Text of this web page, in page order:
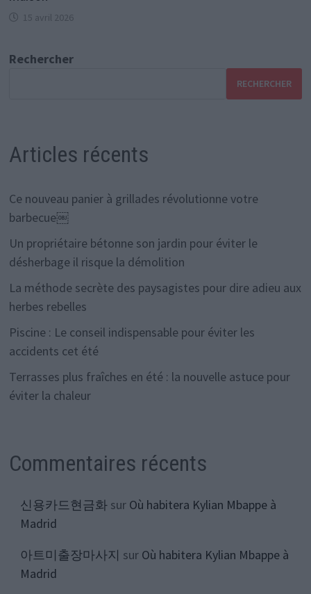
15 avril 2026
Rechercher
RECHERCHER
Articles récents
Ce nouveau panier à grillades révolutionne votre
barbecue￼
Un propriétaire bétonne son jardin pour éviter le
désherbage il risque la démolition
La méthode secrète des paysagistes pour dire adieu aux
herbes rebelles
Piscine : Le conseil indispensable pour éviter les
accidents cet été
Terrasses plus fraîches en été : la nouvelle astuce pour
éviter la chaleur
Commentaires récents
신용카드현금화sur Où habitera Kylian Mbappe à
Madrid
아트미출장마사지 sur Où habitera Kylian Mbappe à
Madrid